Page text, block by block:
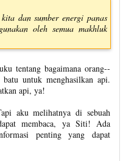
dan sumber energi panas
oleh semua makhluk
tentang bagaimana orang--
untuk menghasilkan api.
api, ya!
aku melihatnya di sebuah
membaca, ya Siti! Ada
penting yang dapat